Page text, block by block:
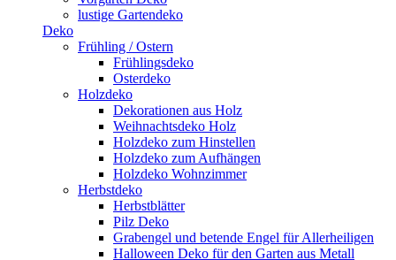
lustige Gartendeko
Deko
Frühling / Ostern
Frühlingsdeko
Osterdeko
Holzdeko
Dekorationen aus Holz
Weihnachtsdeko Holz
Holzdeko zum Hinstellen
Holzdeko zum Aufhängen
Holzdeko Wohnzimmer
Herbstdeko
Herbstblätter
Pilz Deko
Grabengel und betende Engel für Allerheiligen
Halloween Deko für den Garten aus Metall